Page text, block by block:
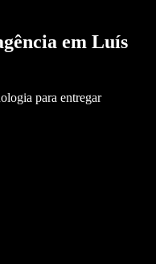
em Luís
para entregar